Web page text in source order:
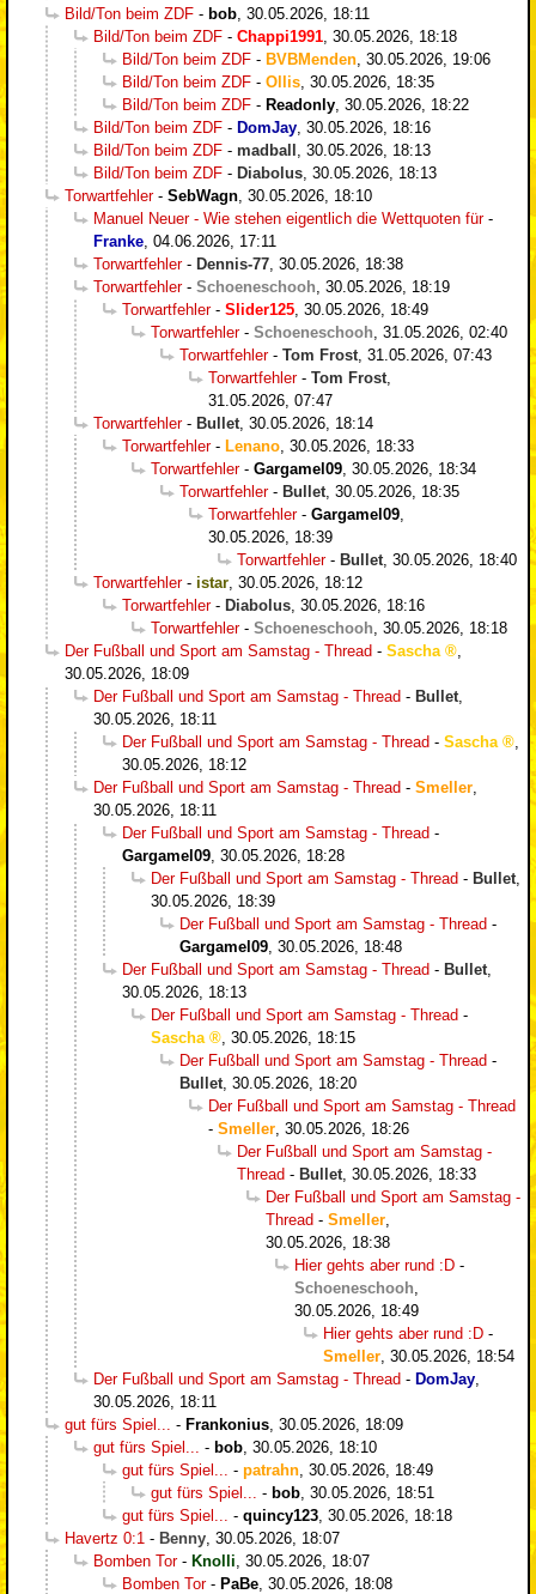
Bild/Ton beim ZDF - bob 30.05.2026, 18:11
Bild/Ton beim ZDF - Chappi1991 30.05.2026, 18:18
Bild/Ton beim ZDF - BVBMenden 30.05.2026, 19:06
Bild/Ton beim ZDF - Ollis 30.05.2026, 18:35
Bild/Ton beim ZDF - Readonly 30.05.2026, 18:22
Bild/Ton beim ZDF - DomJay 30.05.2026, 18:16
Bild/Ton beim ZDF - madball
30.05.2026, 18:13
Bild/Ton beim ZDF - Diabolus 30.05.2026, 18:13
Torwartfehler- SebWagn 30.05.2026, 18:10
Manuel Neuer - Wie stehen eigentlich die Wettquoten für-
Franke 04.06.2026, 17:11
Torwartfehler- Dennis-77 30.05.2026, 18:38
Torwartfehler- Schoeneschooh 30.05.2026, 18:19
Torwartfehler- Slider125 30.05.2026, 18:49
Torwartfehler- Schoeneschooh 31.05.2026, 02:40
Torwartfehler- Tom Frost 31.05.2026, 07:43
Torwartfehler- Tom Frost
31.05.2026, 07:47
Torwartfehler- Bullet 30.05.2026, 18:14
Torwartfehler- Lenano 30.05.2026, 18:33
Torwartfehler- Gargamel09 30.05.2026, 18:34
Torwartfehler- Bullet 30.05.2026, 18:35
Torwartfehler- Gargamel09
30.05.2026, 18:39
Torwartfehler- Bullet 30.05.2026, 18:40
Torwartfehler- istar 30.05.2026, 18:12
Torwartfehler- Diabolus 30.05.2026, 18:16
Torwartfehler- Schoeneschooh 30.05.2026, 18:18
Der Fußball und Sport am Samstag - Thread - Sascha
30.05.2026, 18:09
Der Fußball und Sport am Samstag - Thread - Bullet
30.05.2026, 18:11
Der Fußball und Sport am Samstag - Thread - Sascha
30.05.2026, 18:12
Der Fußball und Sport am Samstag - Thread - Smeller
30.05.2026, 18:11
Der Fußball und Sport am Samstag - Thread -
Gargamel09 30.05.2026, 18:28
Der Fußball und Sport am Samstag - Thread - Bullet
30.05.2026, 18:39
Der Fußball und Sport am Samstag - Thread -
Gargamel09 30.05.2026, 18:48
Der Fußball und Sport am Samstag - Thread - Bullet
30.05.2026, 18:13
Der Fußball und Sport am Samstag - Thread -
Sascha
30.05.2026, 18:15
Der Fußball und Sport am Samstag - Thread -
Bullet 30.05.2026, 18:20
Der Fußball und Sport am Samstag - Thread
- Smeller 30.05.2026, 18:26
Der Fußball und Sport am Samstag -
Thread - Bullet 30.05.2026, 18:33
Der Fußball und Sport am Samstag -
Thread - Smeller
30.05.2026, 18:38
Hier gehts aber rund :D -
Schoeneschooh
30.05.2026, 18:49
Hier gehts aber rund :D -
Smeller 30.05.2026, 18:54
Der Fußball und Sport am Samstag - Thread - DomJay
30.05.2026, 18:11
gut fürs Spiel...
- Frankonius 30.05.2026, 18:09
gut fürs Spiel...
- bob 30.05.2026, 18:10
gut fürs Spiel...
- patrahn 30.05.2026, 18:49
gut fürs Spiel...
- bob 30.05.2026, 18:51
gut fürs Spiel...
- quincy123 30.05.2026, 18:18
Havertz 0:1 - Benny 30.05.2026, 18:07
Bomben Tor- Knolli 30.05.2026, 18:07
Bomben Tor- PaBe 30.05.2026, 18:08